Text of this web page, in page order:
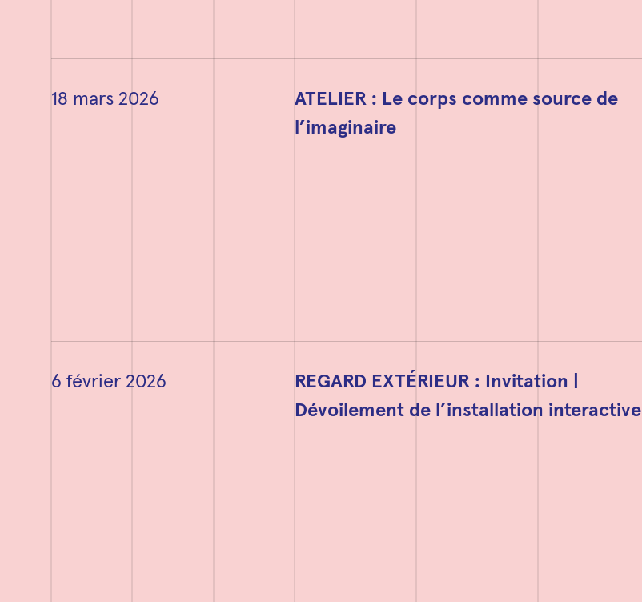
ATELIER : Le corps comme source de
l’imaginaire
18 mars 2026
REGARD EXTÉRIEUR : Invitation |
Dévoilement de l’installation interactive
6 février 2026